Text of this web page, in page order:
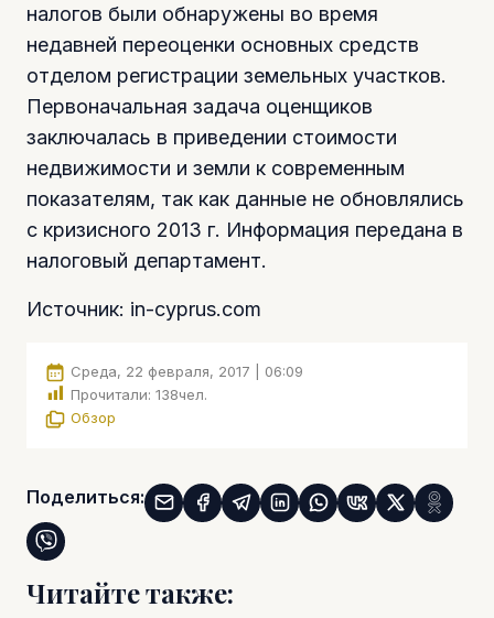
налогов были обнаружены во время
недавней переоценки основных средств
отделом регистрации земельных участков.
Первоначальная задача оценщиков
заключалась в приведении стоимости
недвижимости и земли к современным
показателям, так как данные не обновлялись
с кризисного 2013 г. Информация передана в
налоговый департамент.
Источник: in-cyprus.com
Среда, 22 февраля, 2017 | 06:09
Прочитали: 138чел.
Обзор
Поделиться:
Читайте также: